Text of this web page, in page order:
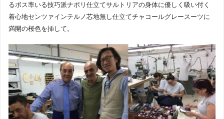
るボス率いる技巧派ナポリ仕立てサルトリアの身体に優しく吸い付く
着心地センツァインテルノ芯地無し仕立てチャコールグレースーツに
満開の桜色を挿して。